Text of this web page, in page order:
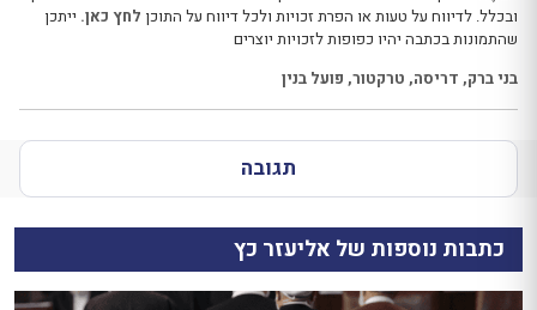
ובכלל. לדיווח על טעות או הפרת זכויות ולכל דיווח על התוכן לחץ כאן. ייתכן
שהתמונות בכתבה יהיו כפופות לזכויות יוצרים
בני ברק, דריסה, טרקטור, פועל בנין
תגובה
כתבות נוספות של אליעזר כץ